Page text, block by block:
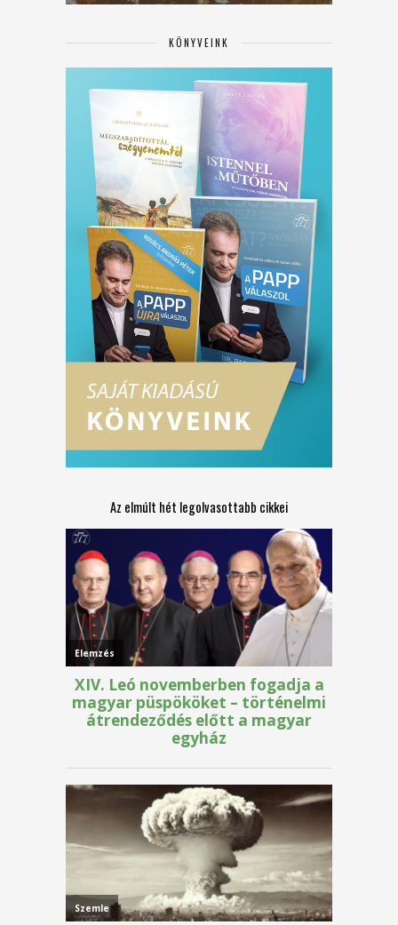
KÖNYVEINK
Az elmúlt hét legolvasottabb cikkei